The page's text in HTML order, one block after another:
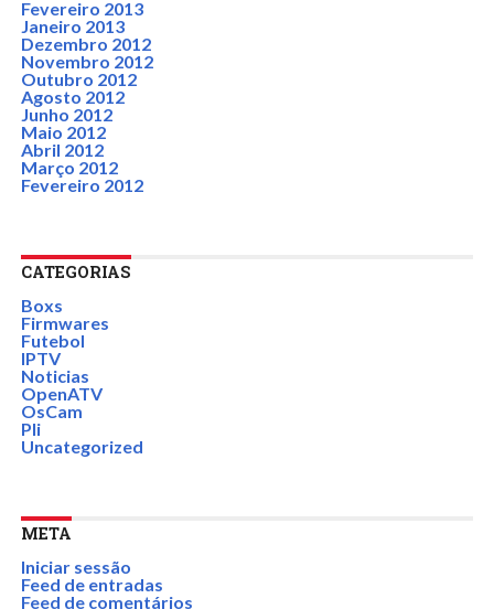
Fevereiro 2013
Janeiro 2013
Dezembro 2012
Novembro 2012
Outubro 2012
Agosto 2012
Junho 2012
Maio 2012
Abril 2012
Março 2012
Fevereiro 2012
CATEGORIAS
Boxs
Firmwares
Futebol
IPTV
Noticias
OpenATV
OsCam
Pli
Uncategorized
META
Iniciar sessão
Feed de entradas
Feed de comentários